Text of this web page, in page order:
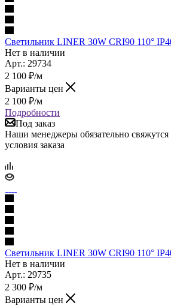
Светильник LINER 30W CRI90 110°
Нет в наличии
Арт.: 29734
2 100 ₽/м
Варианты цен
2 100 ₽/м
Подробности
Под заказ
Наши менеджеры обязательно свяжутся
условия заказа
Светильник LINER 30W CRI90 110°
Нет в наличии
Арт.: 29735
2 300 ₽/м
Варианты цен